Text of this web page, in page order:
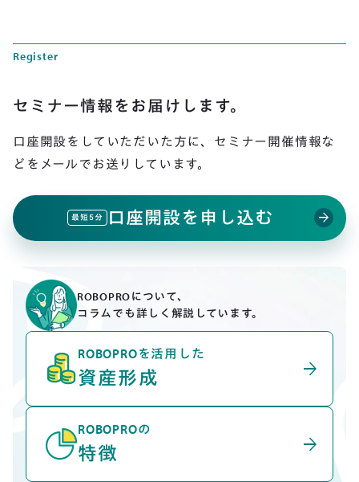
Register
セミナー情報をお届けします。
口座開設をしていただいた方に、 セミナー開催情報な
どをメールでお送りしています。
最短5分 口座開設を申し込む arrow_forward
ROBOPROについて、
コラムでも詳しく解説しています。
ROBOPROを活用した
資産形成 arrow_forward
ROBOPROの
特徴 arrow_forward